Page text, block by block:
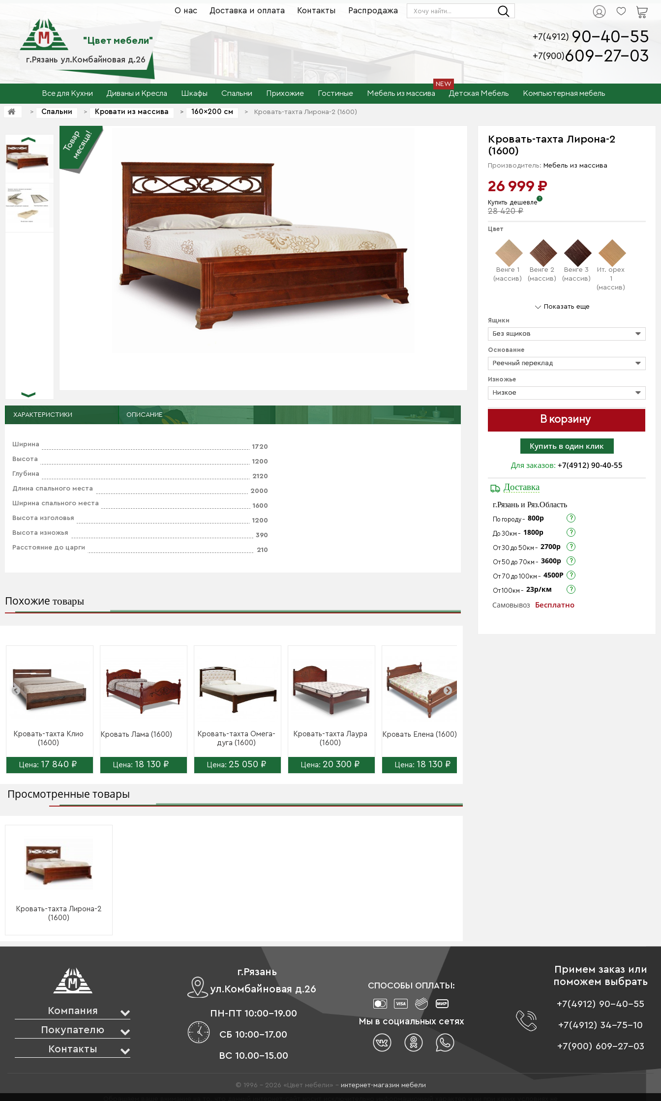
г.Рязань ул.Комбайновая д.26
"Цвет мебели"
О нас Доставка и оплата Контакты Распродажа
+7(4912) 90-40-55
+7(900)609-27-03
Все для Кухни Диваны и Кресла Шкафы Спальни Прихожие Гостиные Мебель из массива Детская Мебель Компьютерная мебель
> Спальни > Кровати из массива >
> 160×200 см > Кровать-тахта Лирона-2 (1600)
Кровать-тахта Лирона-2
(1600)
Производитель: Мебель из массива
26 999 ₽
Купить дешевле
28 420 ₽
В корзину
Купить в один клик
Цвет
Венге 1
(массив)
Венге 2
(массив)
Венге 3
(массив)
Ит. орех
1
(массив)
Показать еще
Ящики
Без ящиков
Основание
Реечный переклад
Изножье
Низкое
Для заказов:+7(4912) 90-40-55
Доставка
г.Рязань и Ряз.Область
По городу - 800р
До 30км - 1800р
От 30 до 50км - 2700р
От 50 до 70км - 3600р
От 70 до 100км - 4500Р
От 100км - 23р/км
Самовывоз
Бесплатно
ХАРАКТЕРИСТИКИ ОПИСАНИЕ
Ширина
1720
Высота
1200
Глубина
2120
Длина спального места
2000
Ширина спального места
1600
Высота изголовья
1200
Высота изножья
390
Расстояние до царги
210
Похожие товары
Кровать-тахта Клио
(1600)
Цена: 17 840 ₽
Кровать Лама (1600)
Цена: 18 130 ₽
Кровать-тахта Омега-
дуга (1600)
Цена: 25 050 ₽
Кровать-тахта Лаура
(1600)
Цена: 20 300 ₽
Кровать Елена (1600)
Цена: 18 130 ₽
Просмотренные товары
Кровать-тахта Лирона-2
(1600)
Компания
Покупателю
Контакты
г.Рязань
ул.Комбайновая д.26
ПН-ПТ 10:00-19.00
СБ 10:00-17.00
ВС 10.00-15.00
СПОСОБЫ ОПЛАТЫ:
Мы в социальных сетях
Примем заказ или
поможем выбрать
+7(4912) 90-40-55
+7(4912) 34-75-10
+7(900) 609-27-03
© 1996 - 2026 «Цвет мебели» – интернет-магазин мебели